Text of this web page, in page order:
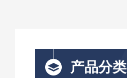
产品分类